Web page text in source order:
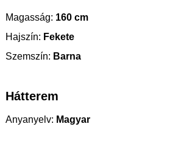
Magasság: 160 cm
Hajszín: Fekete
Szemszín: Barna
Hátterem
Anyanyelv: Magyar